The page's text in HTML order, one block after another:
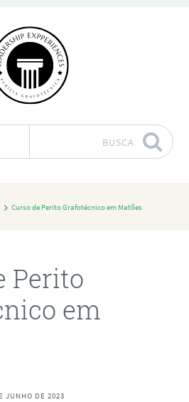
BUSCA
Curso de Perito Grafotécnico em Matões
Perito
em
JUNHO DE 2023